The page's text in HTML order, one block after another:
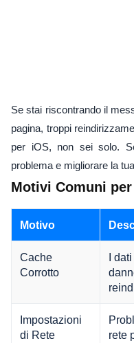
Se stai riscontrando il
pagina, troppi
per iOS, non sei solo.
problema e migliorare la
Motivi Comuni
Motivo
Cache
Corrotto
I
Impostazioni
di Rete
rete